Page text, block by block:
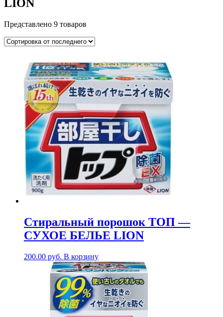
LION
Представлено 9 товаров
Стиральный порошок ТОП —
СУХОЕ БЕЛЬЕ LION
200.00 руб. В корзину